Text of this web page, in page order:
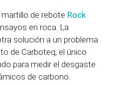
de rebote Rock
en roca. La
solución a un problema
de Carboteq, el único
para medir el desgaste
de carbono.